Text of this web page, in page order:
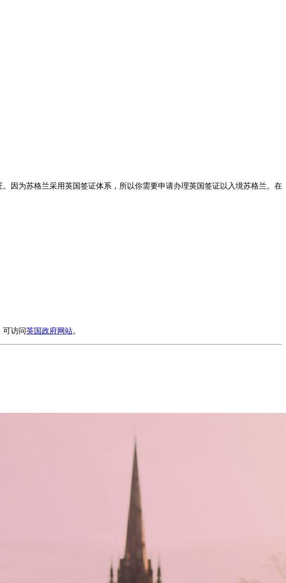
因为苏格兰采用英国签证体系，所以你需要申请办理英国签证以入境苏格兰。在
可访问英国政府网站。